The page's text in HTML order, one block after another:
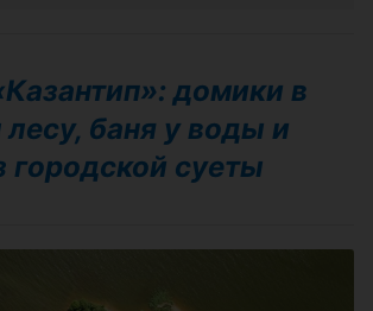
домики в
баня у воды и
городской суеты